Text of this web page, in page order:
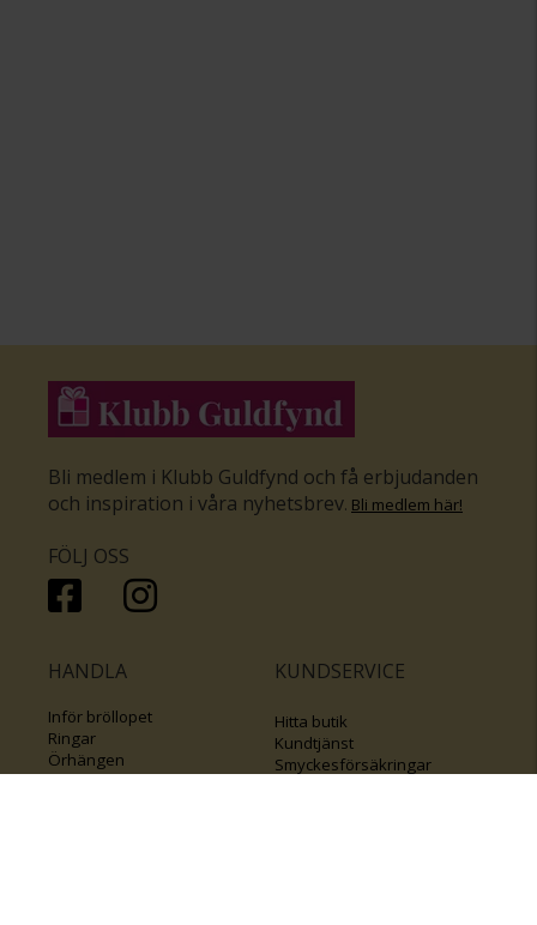
Bli medlem i Klubb Guldfynd och få erbjudanden
och inspiration i våra nyhetsbrev. Bli medlem här!
FÖLJ OSS
HANDLA
Inför bröllopet
Ringar
Örhängen
Halsband
KUNDSERVICE
Hitta butik
Kundtjänst
Smyckesförsäkringar